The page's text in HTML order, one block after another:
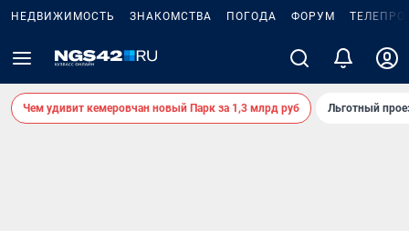
НЕДВИЖИМОСТЬ ЗНАКОМСТВА ПОГОДА ФОРУМ
Чем удивит кемеровчан новый Парк за 1,3 млрд руб Льготный